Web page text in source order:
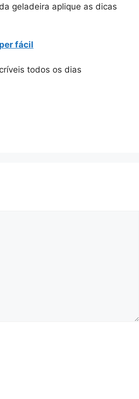
geladeira aplique as dicas
fácil
todos os dias